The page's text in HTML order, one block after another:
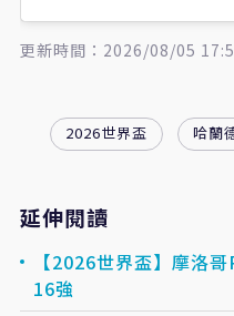
更新時間：2026/08/05
2026世界盃 哈蘭
延伸閱讀
【2026世界盃】摩洛
16強